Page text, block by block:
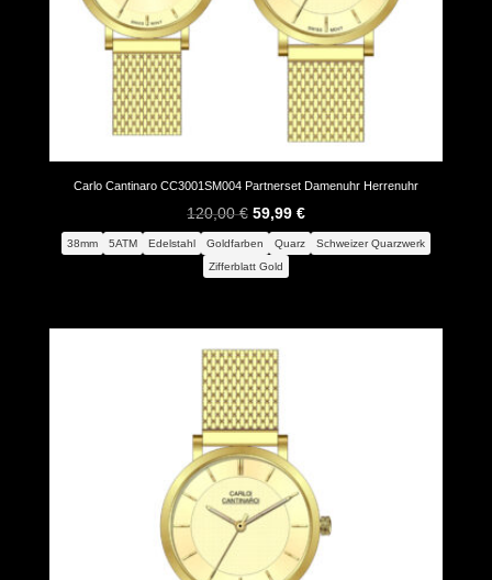
Carlo Cantinaro CC3001SM004 Partnerset Damenuhr Herrenuhr
120,00€ Ursprünglicher
Preis
war:
59,99 €Aktueller
Preis
38mm 5ATM Edelstahl Goldfarben Quarz
Schweizer Quarzwerk
Zifferblatt Gold